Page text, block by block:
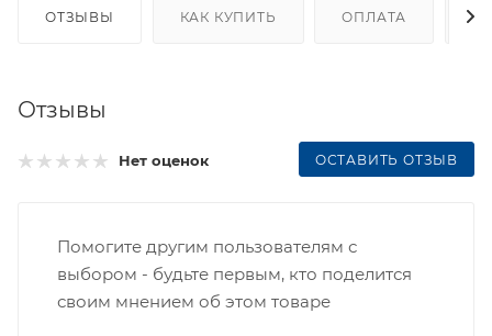
ОТЗЫВЫ КАК КУПИТЬ ОПЛАТА
Отзывы
Нет оценок ОСТАВИТЬ ОТЗЫВ
Помогите другим пользователям с
выбором - будьте первым, кто поделится
своим мнением об этом товаре